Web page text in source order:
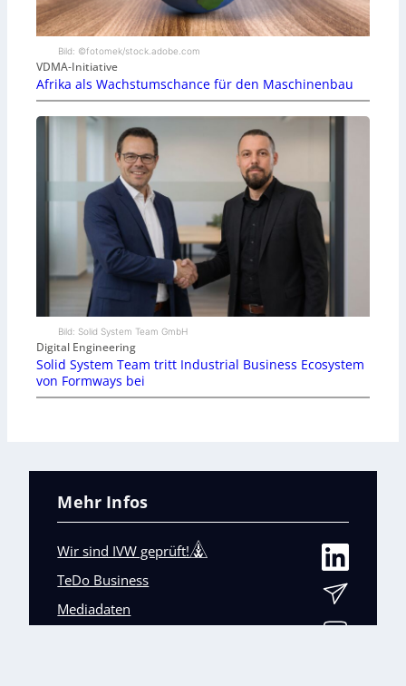
Bild: ©fotomek/stock.adobe.com
VDMA-Initiative
Afrika als Wachstumschance für den Maschinenbau
Bild: Solid System Team GmbH
Digital Engineering
Solid System Team tritt Industrial Business Ecosystem
von Formways bei
Mehr Infos
Wir sind IVW geprüft!
TeDo Business
Mediadaten